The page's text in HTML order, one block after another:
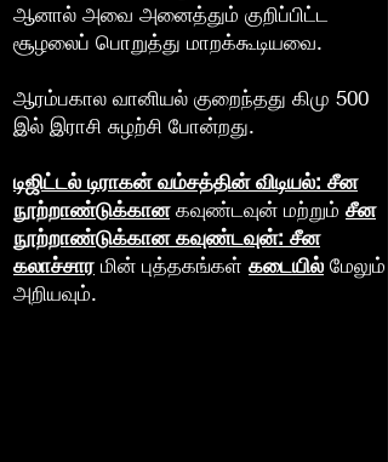
ஆனால் அவை அனைத்தும் குறிப்பிட்ட
சூழலைப் பொறுத்து மாறக்கூடியவை.
ஆரம்பகால வானியல் குறைந்தது கிமு 500
இல் இராசி சுழற்சி போன்றது.
டிஜிட்டல் டிராகன் வம்சத்தின் விடியல்: சீன
நூற்றாண்டுக்கானகவுண்டவுன் மற்றும் சீன
நூற்றாண்டுக்கான கவுண்டவுன்: சீன
கலாச்சார மின் புத்தகங்கள் கடையில் மேலும்
அறியவும்.